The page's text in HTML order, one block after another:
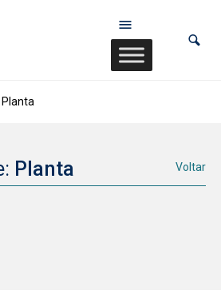
ferramentas
Planta
Planta Voltar